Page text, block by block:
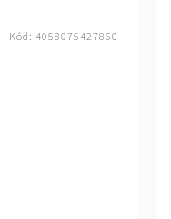
Kód: 4058075427860